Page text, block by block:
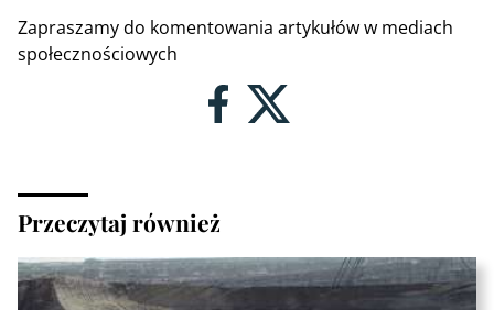
Zapraszamy do komentowania artykułów w mediach
społecznościowych
Przeczytaj również